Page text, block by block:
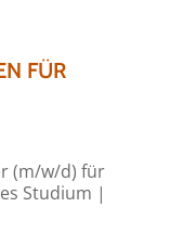
FÜR
(m/w/d) für
Studium |